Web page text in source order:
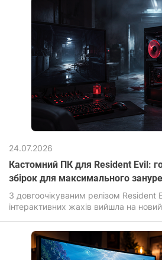
24.07.2026
Кастомний ПК для Resident Evil:
збірок для максимального
З довгоочікуваним релізом Resident
інтерактивних жахів вийшла на